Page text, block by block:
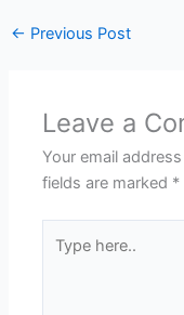
← Previous Post
Leave a
Your email
fields are marked *
here..